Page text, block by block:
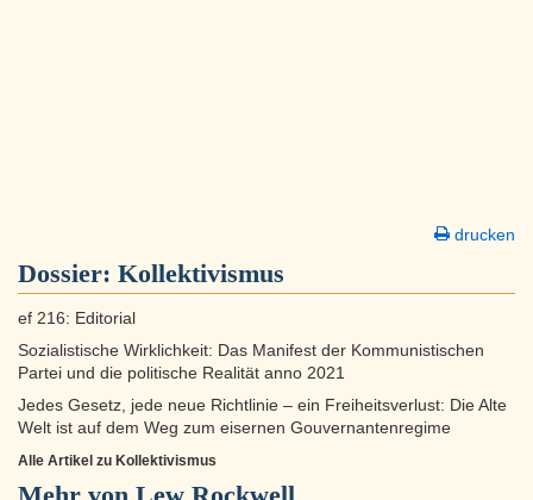
drucken
Dossier: Kollektivismus
ef 216: Editorial
Sozialistische Wirklichkeit: Das Manifest der Kommunistischen
Partei und die politische Realität anno 2021
Jedes Gesetz, jede neue Richtlinie – ein Freiheitsverlust: Die Alte
Welt ist auf dem Weg zum eisernen Gouvernantenregime
Alle Artikel zu Kollektivismus